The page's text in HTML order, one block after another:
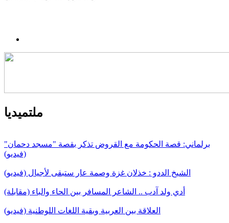
ملتميديا
برلماني: قصة الحكومة مع القروض تذكر بقصة "مسجد دحمان"
(فيديو)
الشيخ الددو : خذلان غزة وصمة عار ستبقى لأجيال (فيديو)
أدي ولد آدب .. الشاعر المسافر بين الحاء والباء (مقابلة)
العلاقة بين العربية وبقية اللغات اللوطنية (فيديو)